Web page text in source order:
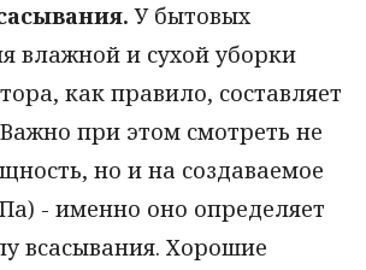
У бытовых
влажной и сухой уборки
как правило, составляет
Важно при этом смотреть не
но и на создаваемое
- именно оно определяет
всасывания. Хорошие